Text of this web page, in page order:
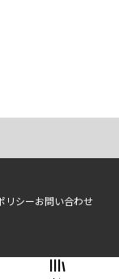
リシーお問い合わせ